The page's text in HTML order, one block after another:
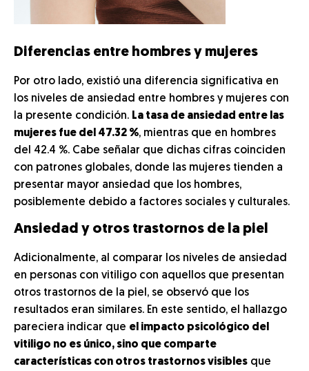
Diferencias entre hombres y mujeres
Por otro lado, existió una diferencia significativa en
los niveles de ansiedad entre hombres y mujeres con
la presente condición. La tasa de ansiedad entre las
mujeres fue del 47.32 %, mientras que en hombres
del 42.4 %. Cabe señalar que dichas cifras coinciden
con patrones globales, donde las mujeres tienden a
presentar mayor ansiedad que los hombres,
posiblemente debido a factores sociales y culturales.
Ansiedad y otros trastornos de la piel
Adicionalmente, al comparar los niveles de ansiedad
en personas con vitiligo con aquellos que presentan
otros trastornos de la piel, se observó que los
resultados eran similares. En este sentido, el hallazgo
pareciera indicar que el impacto psicológico del
vitiligo no es único, sino que comparte
características con otros trastornos visibles que